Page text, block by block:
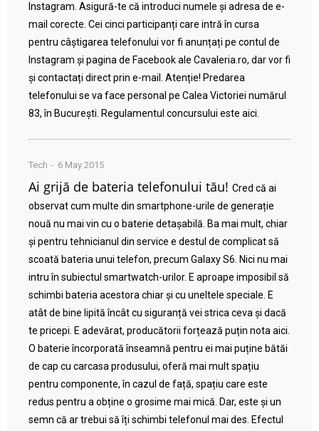
Instagram. Asigură-te că introduci numele și adresa de e-
mail corecte. Cei cinci participanți care intră în cursa
pentru câștigarea telefonului vor fi anunțați pe contul de
Instagram și pagina de Facebook ale Cavaleria.ro, dar vor fi
și contactați direct prin e-mail. Atenție! Predarea
telefonului se va face personal pe Calea Victoriei numărul
83, în București. Regulamentul concursului este aici.
Tech 6 May 2015
Ai grijă de bateria telefonului tău! Cred că ai
observat cum multe din smartphone-urile de generație
nouă nu mai vin cu o baterie detașabilă. Ba mai mult, chiar
și pentru tehnicianul din service e destul de complicat să
scoată bateria unui telefon, precum Galaxy S6. Nici nu mai
intru în subiectul smartwatch-urilor. E aproape imposibil să
schimbi bateria acestora chiar și cu uneltele speciale. E
atât de bine lipită încât cu siguranță vei strica ceva și dacă
te pricepi. E adevărat, producătorii forțează puțin nota aici.
O baterie încorporată înseamnă pentru ei mai puține bătăi
de cap cu carcasa produsului, oferă mai mult spațiu
pentru componente, în cazul de față, spațiu care este
redus pentru a obține o grosime mai mică. Dar, este și un
semn că ar trebui să îți schimbi telefonul mai des. Efectul